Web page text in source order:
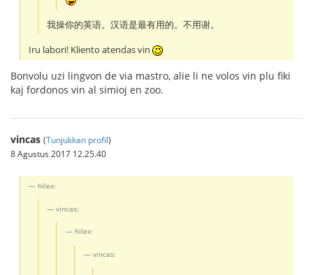
我操你的英语。汉语是最有用的。不用谢。
Iru labori! Kliento atendas vin
Bonvolu uzi lingvon de via mastro, alie li ne volos vin plu fiki
kaj fordonos vin al simioj en zoo.
vincas (Tunjukkan profil)
8 Agustus 2017 12.25.40
hilex:
vincas:
hilex:
vincas: